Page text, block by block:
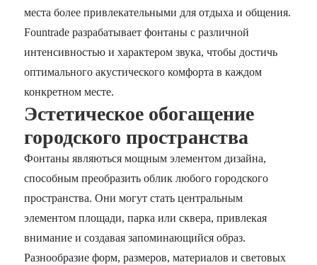
места более привлекательными для отдыха и общения.
Fountrade разрабатывает фонтаны с различной
интенсивностью и характером звука, чтобы достичь
оптимального акустического комфорта в каждом
конкретном месте.
Эстетическое обогащение
городского пространства
Фонтаны являються мощным элементом дизайна,
способным преобразить облик любого городского
пространства. Они могут стать центральным
элементом площади, парка или сквера, привлекая
внимание и создавая запоминающийся образ.
Разнообразие форм, размеров, материалов и световых